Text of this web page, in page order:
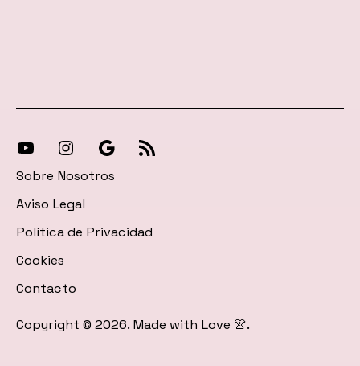
Copyright © 2026. Made with Love 👚.
[27-
icon
icon=»fa
fa-
instagram»]
[27-
icon
icon=»fa
fa-
Síguenos
News
Sobre Nosotros
Aviso Legal
Política de Privacidad
Cookies
Contacto